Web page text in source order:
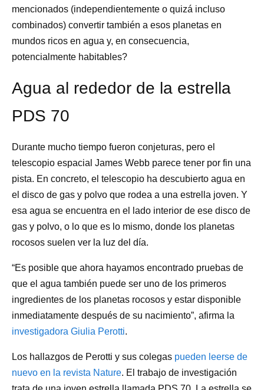
mencionados (independientemente o quizá incluso
combinados) convertir también a esos planetas en
mundos ricos en agua y, en consecuencia,
potencialmente habitables?
Agua al rededor de la estrella
PDS 70
Durante mucho tiempo fueron conjeturas, pero el
telescopio espacial James Webb parece tener por fin una
pista. En concreto, el telescopio ha descubierto agua en
el disco de gas y polvo que rodea a una estrella joven. Y
esa agua se encuentra en el lado interior de ese disco de
gas y polvo, o lo que es lo mismo, donde los planetas
rocosos suelen ver la luz del día.
“Es posible que ahora hayamos encontrado pruebas de
que el agua también puede ser uno de los primeros
ingredientes de los planetas rocosos y estar disponible
inmediatamente después de su nacimiento”, afirma la
investigadora Giulia Perotti.
Los hallazgos de Perotti y sus colegas pueden leerse de
nuevo en la revista Nature. El trabajo de investigación